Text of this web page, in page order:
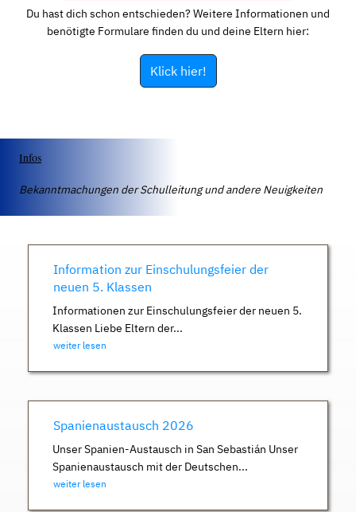
Du hast dich schon entschieden? Weitere Informationen und
benötigte Formulare finden du und deine Eltern hier:
Klick hier!
Infos
Bekanntmachungen der Schulleitung und andere Neuigkeiten
Information zur Einschulungsfeier der
neuen 5. Klassen
Informationen zur Einschulungsfeier der neuen 5.
Klassen Liebe Eltern der...
weiter lesen
Spanienaustausch 2026
Unser Spanien-Austausch in San Sebastián Unser
Spanienaustausch mit der Deutschen...
weiter lesen